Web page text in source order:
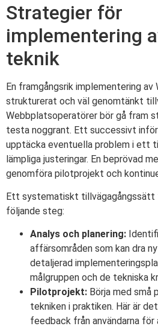
Strategier för
implementering
teknik
En framgångsrik implementering
strukturerat och väl genomtänkt
Webbplatsoperatörer bör gå fram
testa noggrant. Ett successivt
upptäcka eventuella problem i ett
lämpliga justeringar. En beprövad
genomföra pilotprojekt och
Ett systematiskt
följande steg:
Analys och planering:
affärsområden som kan dra
detaljerad
målgruppen och de tekniska
Pilotprojekt: Börja med
tekniken i praktiken. Här är
feedback från användarna för